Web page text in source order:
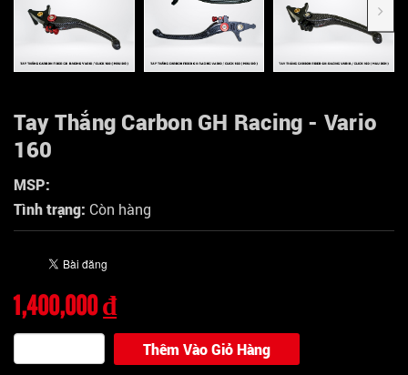
Tay Thắng Carbon GH Racing - Vario
160
MSP:
Tình trạng: Còn hàng
1,400,000 ₫
Thêm Vào Giỏ Hàng